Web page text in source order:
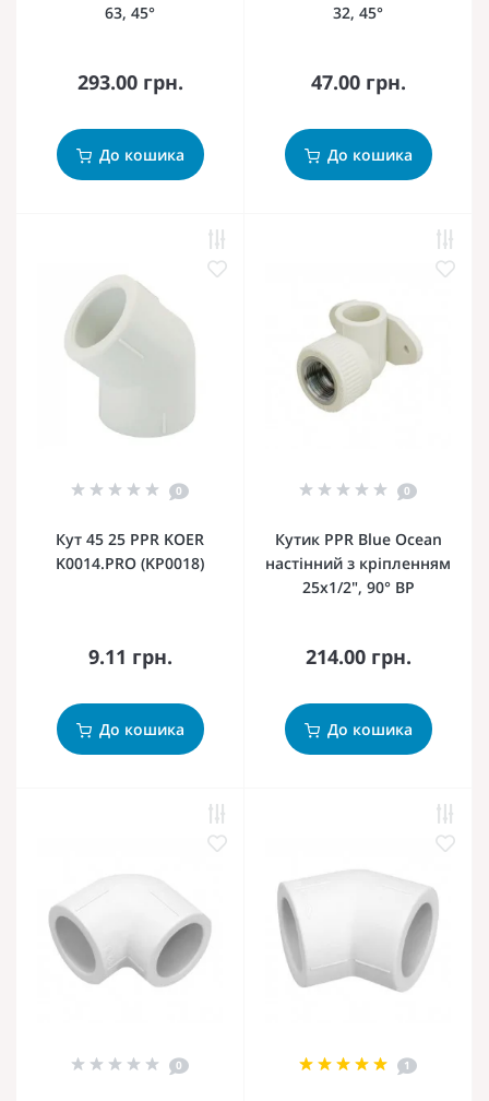
63, 45°
293.00 грн.
До кошика
32, 45°
47.00 грн.
До кошика
0
Кут 45 25 PPR KOER
K0014.PRO (KP0018)
9.11 грн.
До кошика
0
Кутик PPR Blue Ocean
настінний з кріпленням
25х1/2", 90° ВР
214.00 грн.
До кошика
0 1